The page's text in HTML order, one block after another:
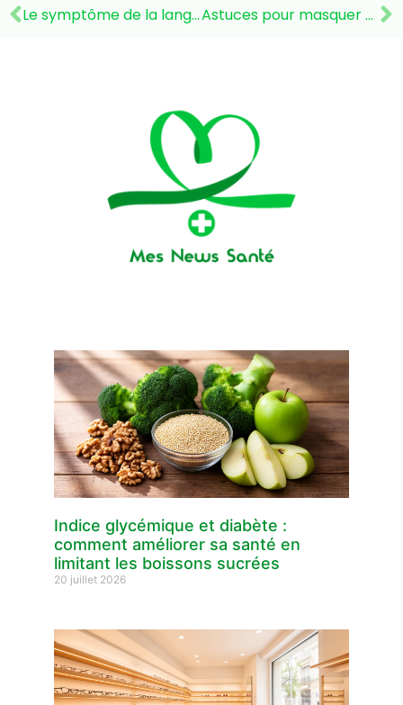
Le symptôme de la langue blanche : causes, signes et traitements Astuces pour masquer son alopecie androgenetique ?
Indice glycémique et diabète :
comment améliorer sa santé en
limitant les boissons sucrées
20 juillet 2026